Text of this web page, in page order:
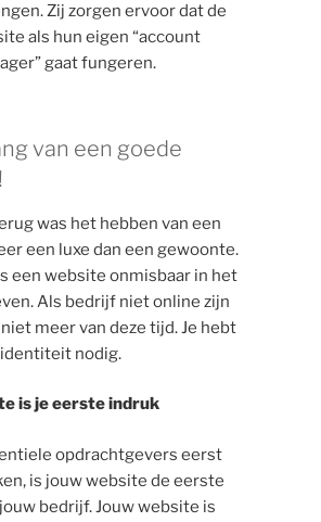
Zij zorgen ervoor dat de
als hun eigen “account
gaat fungeren.
van een goede
was het hebben van een
een luxe dan een gewoonte.
een website onmisbaar in het
Als bedrijf niet online zijn
meer van deze tijd. Je hebt
nodig.
is je eerste indruk
opdrachtgevers eerst
is jouw website de eerste
bedrijf. Jouw website is